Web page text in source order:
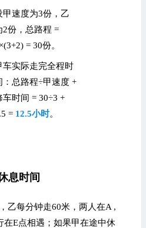
甲速度为3份，乙
2份，总路程 =
= 30份。
车实际走完全程时
：总路程÷甲速度 +
车时间 = 30÷3 +
= 12.5小时。
息时间
乙每分钟走60米，两人在A ,
在E点相遇；如果甲在途中休